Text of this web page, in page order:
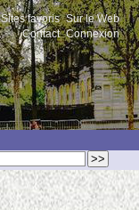
Sites favoris Sur le Web
Contact Connexion